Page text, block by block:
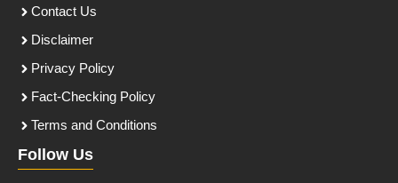
Contact Us
Disclaimer
Privacy Policy
Fact-Checking Policy
Terms and Conditions
Follow Us